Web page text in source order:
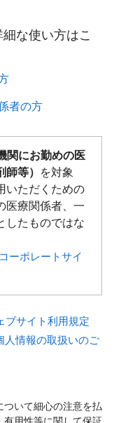
な使い方はこ
者の方​
関にお勤めの医
等）
を対象
いただくための
医療関係者、一
したものではな
ーポレートサイ
ブサイト利用規定
人情報の取扱いのご
ついて細心の注意を払
有用性等に関して保証